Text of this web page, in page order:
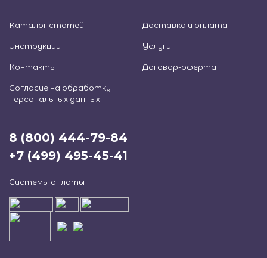
Каталог статей Доставка и оплата
Инструкции Услуги
Контакты Договор-оферта
Согласие на обработку
персональных данных
8 (800) 444-79-84
+7 (499) 495-45-41
Системы оплаты